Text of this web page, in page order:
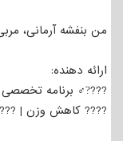
من بنفشه آرمانی،
ارائه دهنده:
????‍♂ برنامه تخصصی
???? کاهش وزن |